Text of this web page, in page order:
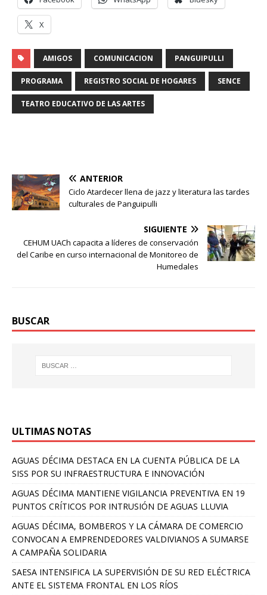
X
AMIGOS COMUNICACION PANGUIPULLI
PROGRAMA REGISTRO SOCIAL DE HOGARES SENCE
TEATRO EDUCATIVO DE LAS ARTES
ANTERIOR
Ciclo Atardecer llena de jazz y literatura las tardes
culturales de Panguipulli
SIGUIENTE
CEHUM UACh capacita a líderes de conservación
del Caribe en curso internacional de Monitoreo de
Humedales
BUSCAR
ULTIMAS NOTAS
AGUAS DÉCIMA DESTACA EN LA CUENTA PÚBLICA DE LA
SISS POR SU INFRAESTRUCTURA E INNOVACIÓN
AGUAS DÉCIMA MANTIENE VIGILANCIA PREVENTIVA EN 19
PUNTOS CRÍTICOS POR INTRUSIÓN DE AGUAS LLUVIA
AGUAS DÉCIMA, BOMBEROS Y LA CÁMARA DE COMERCIO
CONVOCAN A EMPRENDEDORES VALDIVIANOS A SUMARSE
A CAMPAÑA SOLIDARIA
SAESA INTENSIFICA LA SUPERVISIÓN DE SU RED ELÉCTRICA
ANTE EL SISTEMA FRONTAL EN LOS RÍOS